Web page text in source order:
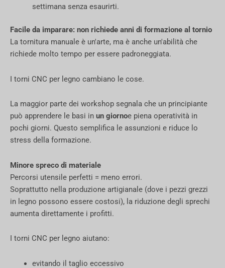
settimana senza esaurirti.
Facile da imparare: non richiede anni di formazione al tornio
La tornitura manuale è un'arte, ma è anche un'abilità che
richiede molto tempo per essere padroneggiata.
I torni CNC per legno cambiano le cose.
La maggior parte dei workshop segnala che un principiante
può apprendere le basi in un giornoe piena operatività in
pochi giorni. Questo semplifica le assunzioni e riduce lo
stress della formazione.
Minore spreco di materiale
Percorsi utensile perfetti = meno errori.
Soprattutto nella produzione artigianale (dove i pezzi grezzi
in legno possono essere costosi), la riduzione degli sprechi
aumenta direttamente i profitti.
I torni CNC per legno aiutano:
evitando il taglio eccessivo